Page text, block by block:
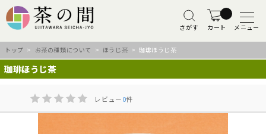
さがす カート メニュー
トップ > お茶の種類について > ほうじ茶 > 珈琲ほうじ茶
珈琲ほうじ茶
レビュー0件